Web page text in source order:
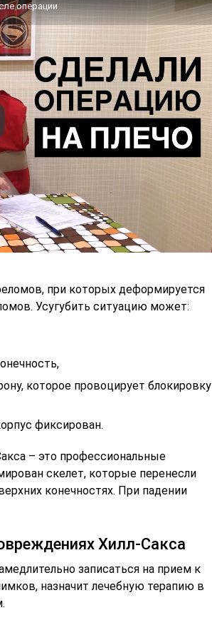
операции
при которых деформируется
Усугубить ситуацию может:
которое провоцирует блокировку
фиксирован.
– это профессиональные
скелет, которые перенесли
конечностях. При падении
Хилл-Сакса
записаться на прием к
назначит лечебную терапию в